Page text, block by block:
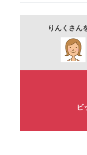
暮らし つかる
イラスト
りんくさん
ビ